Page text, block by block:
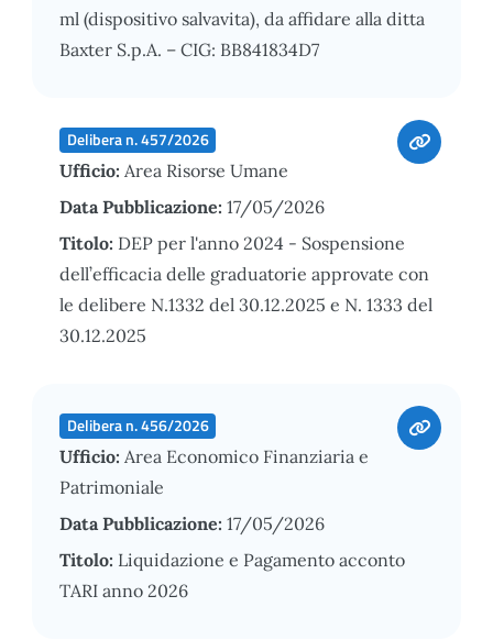
ml (dispositivo salvavita), da affidare alla ditta
Baxter S.p.A. – CIG: BB841834D7
Delibera n. 457/2026
Ufficio: Area Risorse Umane
Data Pubblicazione: 17/05/2026
Titolo: DEP per l'anno 2024 - Sospensione
dell’efficacia delle graduatorie approvate con
le delibere N.1332 del 30.12.2025 e N. 1333 del
30.12.2025
Delibera n. 456/2026
Ufficio: Area Economico Finanziaria e
Patrimoniale
Data Pubblicazione: 17/05/2026
Titolo: Liquidazione e Pagamento acconto
TARI anno 2026